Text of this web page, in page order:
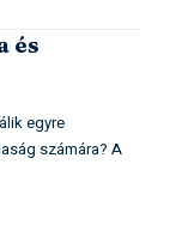
és
egyre
számára? A